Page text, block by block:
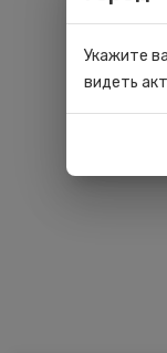
Укажите
видеть